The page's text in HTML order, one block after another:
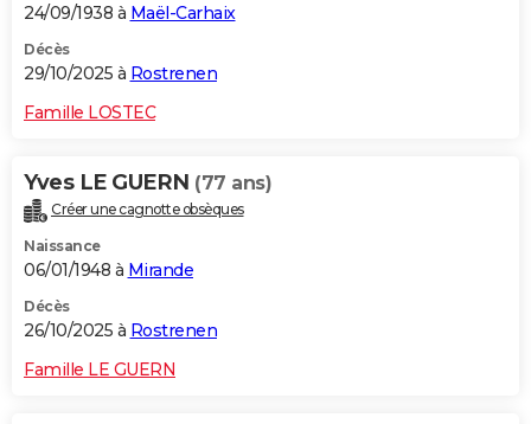
24/09/1938 à Maël-Carhaix
Décès
29/10/2025 à Rostrenen
Famille LOSTEC
Yves LE GUERN (77 ans)
Créer une cagnotte obsèques
Naissance
06/01/1948 à Mirande
Décès
26/10/2025 à Rostrenen
Famille LE GUERN